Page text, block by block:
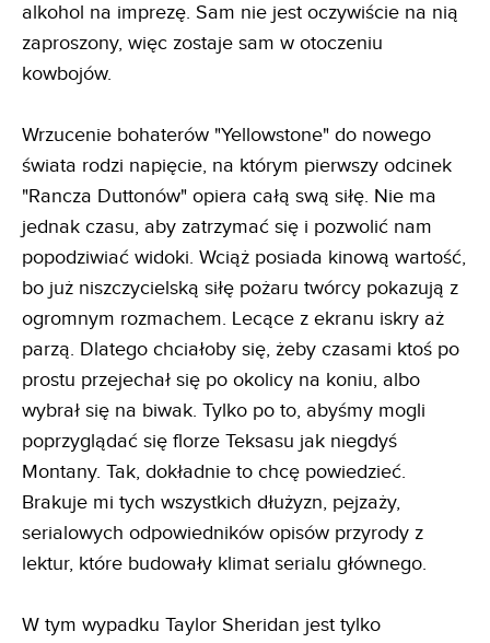
alkohol na imprezę. Sam nie jest oczywiście na nią
zaproszony, więc zostaje sam w otoczeniu
kowbojów.
Wrzucenie bohaterów "Yellowstone" do nowego
świata rodzi napięcie, na którym pierwszy odcinek
"Rancza Duttonów" opiera całą swą siłę. Nie ma
jednak czasu, aby zatrzymać się i pozwolić nam
popodziwiać widoki. Wciąż posiada kinową wartość,
bo już niszczycielską siłę pożaru twórcy pokazują z
ogromnym rozmachem. Lecące z ekranu iskry aż
parzą. Dlatego chciałoby się, żeby czasami ktoś po
prostu przejechał się po okolicy na koniu, albo
wybrał się na biwak. Tylko po to, abyśmy mogli
poprzyglądać się florze Teksasu jak niegdyś
Montany. Tak, dokładnie to chcę powiedzieć.
Brakuje mi tych wszystkich dłużyzn, pejzaży,
serialowych odpowiedników opisów przyrody z
lektur, które budowały klimat serialu głównego.
W tym wypadku Taylor Sheridan jest tylko